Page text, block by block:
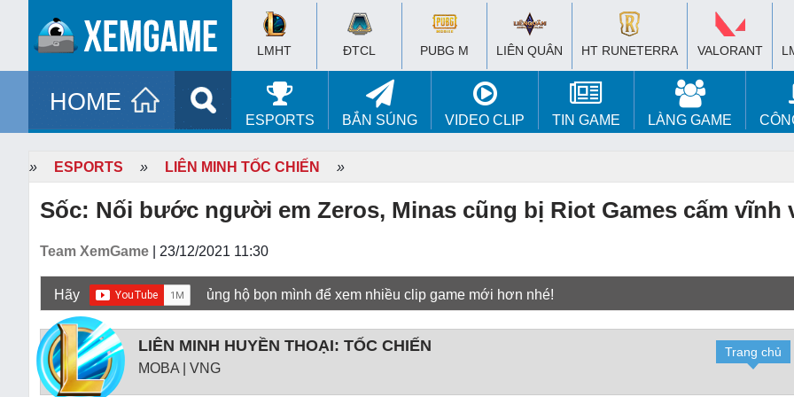
LMHT ĐTCL PUBG M LIÊN QUÂN HT RUNETERRA VALORANT
HOME
ESPORTS BẮN SÚNG VIDEO CLIP TIN GAME LÀNG GAME
» ESPORTS » LIÊN MINH TỐC CHIẾN »
Sốc: Nối bước người em Zeros, Minas cũng bị Riot Games cấm vĩnh
Team XemGame | 23/12/2021 11:30
Hãy ủng hộ bọn mình để xem nhiều clip game mới hơn nhé!
LIÊN MINH HUYỀN THOẠI: TỐC CHIẾN
MOBA | VNG
Trang chủ